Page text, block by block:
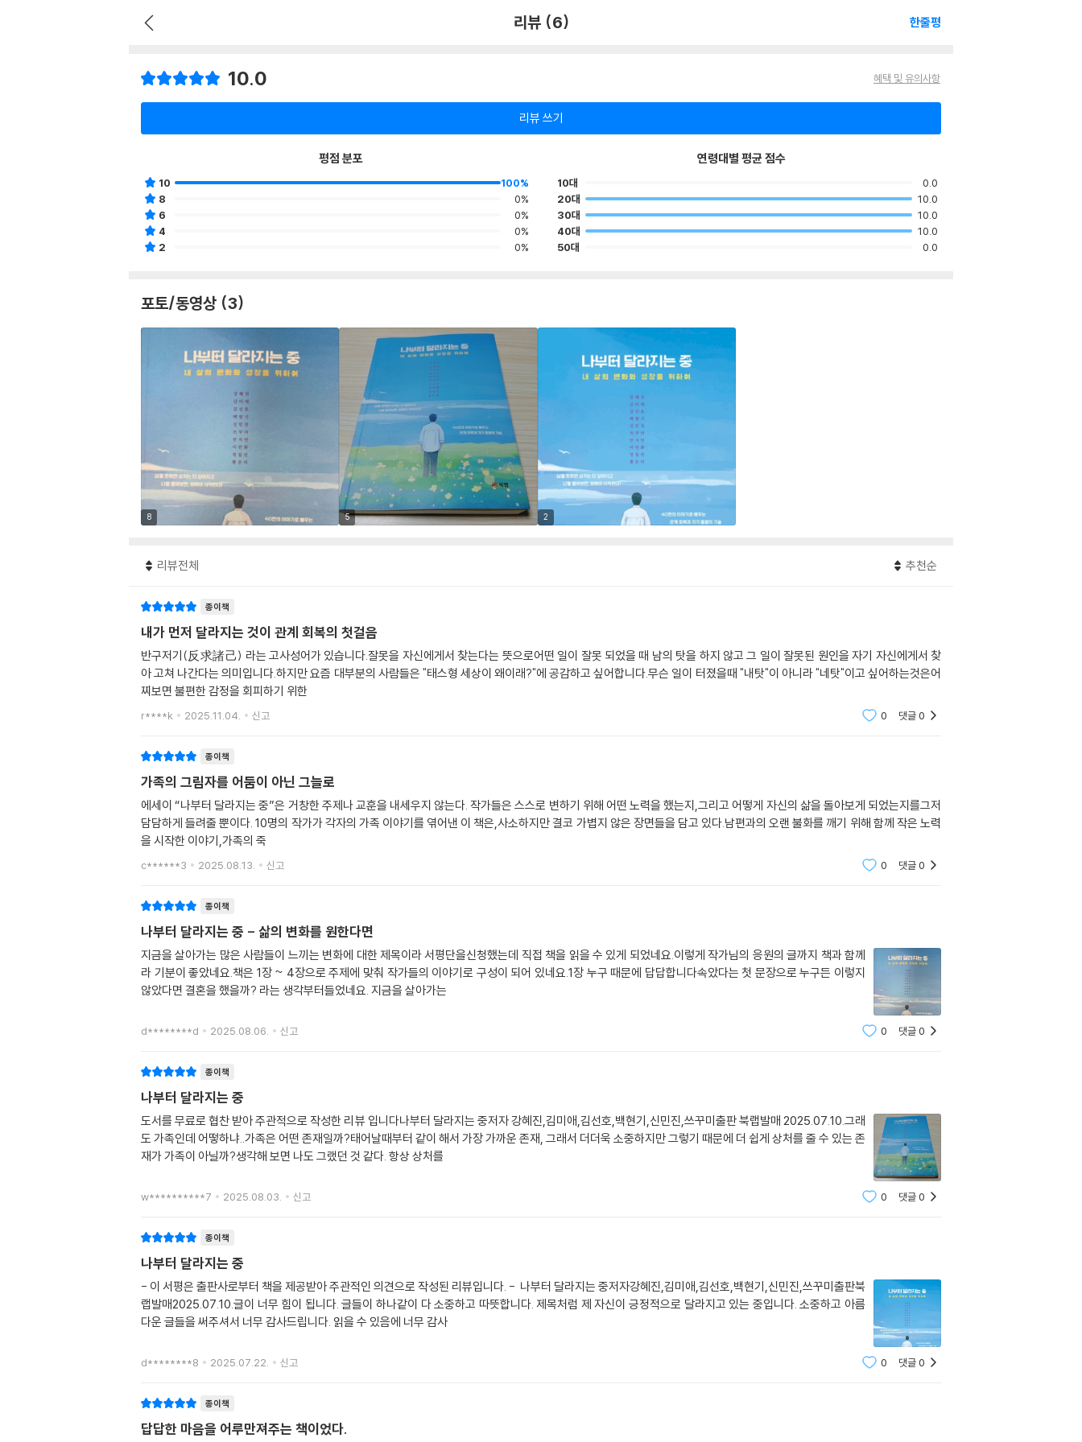
리뷰 (6) 한줄평
10.0 혜택 및 유의사항
리뷰 쓰기
평점 분포
10
100%
8
0%
6
0%
4
0%
2
0%
연령대별 평균 점수
10대
0.0
20대
10.0
30대
10.0
40대
10.0
50대
0.0
포토/동영상 (3)
8 5 2
리뷰전체 추천순
종이책
내가 먼저 달라지는 것이 관계 회복의 첫걸음
반구저기(反求諸己) 라는 고사성어가 있습니다.잘못을 자신에게서 찾는다는 뜻으로어떤 일이 잘못 되었을 때 남의 탓을 하지 않고 그 일이 잘못된 원인을 자기 자신에게서 찾
아 고쳐 나간다는 의미입니다.하지만 요즘 대부분의 사람들은 "태스형 세상이 왜이래?"에 공감하고 싶어합니다.무슨 일이 터졌을때 "내탓"이 아니라 "네탓"이고 싶어하는것은어
찌보면 불편한 감정을 회피하기 위한
r****k 2025.11.04. 신고 0 댓글0
종이책
가족의 그림자를 어둠이 아닌 그늘로
에세이 “나부터 달라지는 중”은 거창한 주제나 교훈을 내세우지 않는다. 작가들은 스스로 변하기 위해 어떤 노력을 했는지,그리고 어떻게 자신의 삶을 돌아보게 되었는지를그저
담담하게 들려줄 뿐이다. 10명의 작가가 각자의 가족 이야기를 엮어낸 이 책은,사소하지만 결코 가볍지 않은 장면들을 담고 있다.남편과의 오랜 불화를 깨기 위해 함께 작은 노력
을 시작한 이야기,가족의 죽
c******3 2025.08.13. 신고 0 댓글0
종이책
나부터 달라지는 중 - 삶의 변화를 원한다면
지금을 살아가는 많은 사람들이 느끼는 변화에 대한 제목이라 서평단을신청했는데 직접 책을 읽을 수 있게 되었네요.이렇게 작가님의 응원의 글까지 책과 함께
라 기분이 좋았네요. 책은 1장 ~ 4장으로 주제에 맞춰 작가들의 이야기로 구성이 되어 있네요.1장 누구 때문에 답답합니다속았다는 첫 문장으로 누구든 이렇지
않았다면 결혼을 했을까? 라는 생각부터들었네요. 지금을 살아가는
d********d 2025.08.06. 신고 0 댓글0
종이책
나부터 달라지는 중
도서를 무료로 협찬 받아 주관적으로 작성한 리뷰 입니다나부터 달라지는 중저자 강혜진,김미애,김선호,백현기,신민진,쓰꾸미출판 북랩발매 2025.07.10.그래
도 가족인데 어떻하냐..가족은 어떤 존재일까?태어날때부터 같이 해서 가장 가까운 존재, 그래서 더더욱 소중하지만 그렇기 때문에 더 쉽게 상처를 줄 수 있는 존
재가 가족이 아닐까?생각해 보면 나도 그랬던 것 같다. 항상 상처를
w**********7 2025.08.03. 신고 0 댓글0
종이책
나부터 달라지는 중
- 이 서평은 출판사로부터 책을 제공받아 주관적인 의견으로 작성된 리뷰입니다. - 나부터 달라지는 중저자강혜진,김미애,김선호,백현기,신민진,쓰꾸미출판북
랩발매2025.07.10.글이 너무 힘이 됩니다. 글들이 하나같이 다 소중하고 따뜻합니다. 제목처럼 제 자신이 긍정적으로 달라지고 있는 중입니다. 소중하고 아름
다운 글들을 써주셔서 너무 감사드립니다. 읽을 수 있음에 너무 감사
d********8 2025.07.22. 신고 0 댓글0
종이책
답답한 마음을 어루만져주는 책이었다.